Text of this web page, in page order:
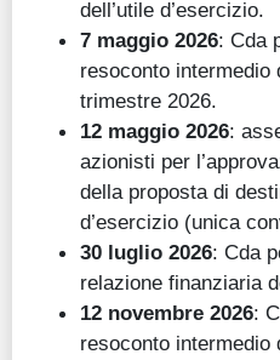
dell’utile d’esercizio.
7 maggio 2026: Cda
resoconto intermedio
trimestre 2026.
12 maggio 2026:
azionisti per
della proposta di
d’esercizio (unica
30 luglio 2026: Cda
relazione finanziaria
12 novembre 2026:
resoconto intermedio